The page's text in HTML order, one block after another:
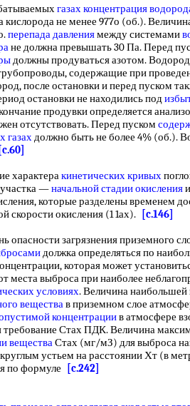
газах концентрация
кислорода не менее 977о (об.).
перепада давлениямежду системами
не должна превышать 30 Па. Перед
должны продуваться азотом.
содержащие при
после остановки и перед пуском
остановки не находились под
продувки определяется
отсутствовать. Перед пуском
газахдолжно быть не более 4% (об.).
[c.60]
кинетических кривых
—начальной стадии окисления
которые разделены временем
скорости окисления (1 1ах).
[c.146]
загрязнения приземного
должка определяться по
которая может
места выброса при наиболее
условиях. Величина наибольшей
веществав приземном слое
концентрациив атмосфере
требование Стах ПДК. Величина
веществаСтах (мг/мЗ) для выброса
устьем на расстоянии Хт (в
по формуле
[c.242]